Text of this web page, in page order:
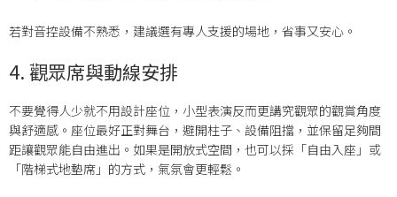
若對音控設備不熟悉，建議選有專人支援的場地，省事又安心。
4. 觀眾席與動線安排
不要覺得人少就不用設計座位，小型表演反而更講究觀眾的觀賞角度
與舒適感。座位最好正對舞台，避開柱子、設備阻擋，並保留足夠間
距讓觀眾能自由進出。如果是開放式空間，也可以採「自由入座」或
「階梯式地墊席」的方式，氣氛會更輕鬆。